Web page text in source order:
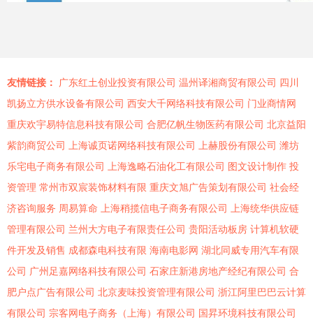
友情链接： 广东红土创业投资有限公司 温州译湘商贸有限公司 四川
凯扬立方供水设备有限公司 西安大千网络科技有限公司 门业商情网
重庆欢宇易特信息科技有限公司 合肥亿帆生物医药有限公司 北京益阳
紫韵商贸公司
上海诚页诺网络科技有限公司 上赫股份有限公司 潍坊
乐宅电子商务有限公司
上海逸略石油化工有限公司 图文设计制作 投
资管理 常州市双宸装饰材料有限 重庆文旭广告策划有限公司 社会经
济咨询服务 周易算命 上海稍揽信电子商务有限公司
上海统华供应链
管理有限公司 兰州大方电子有限责任公司 贵阳活动板房 计算机软硬
件开发及销售 成都森电科技有限 海南电影网 湖北同威专用汽车有限
公司 广州足嘉网络科技有限公司 石家庄新港房地产经纪有限公司 合
肥户点广告有限公司 北京麦味投资管理有限公司 浙江阿里巴巴云计算
有限公司 宗客网电子商务（上海）有限公司 国昇环境科技有限公司